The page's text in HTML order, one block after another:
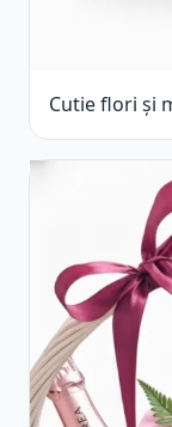
Cutie flori și